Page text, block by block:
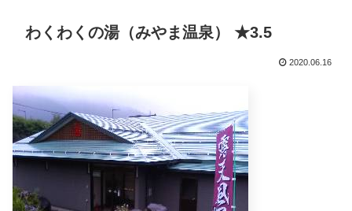
わくわくの湯（みやま温泉） ★3.5
2020.06.16